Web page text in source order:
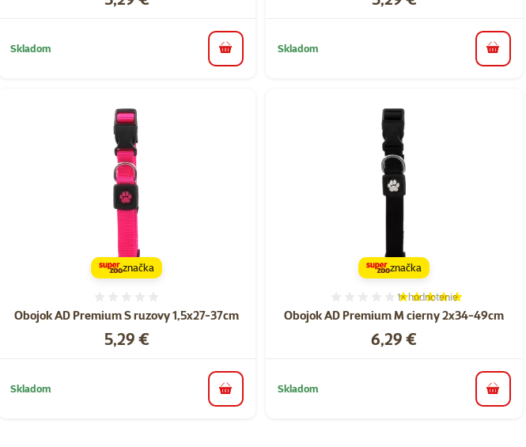
Skladom do košíka Skladom do
Obojok AD Premium S ruzovy 1,5x27-37cm
Cena
5,29 €
značka
Skladom do košíka
Obojok AD Premium M cierny 2x34-49cm
Hodnotenie 100%, počet
1×hodnotenie
Cena
6,29 €
značka
Skladom do